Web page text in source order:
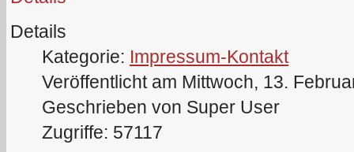
Details
Kategorie: Impressum-Kontakt
Veröffentlicht am Mittwoch, 13.
Geschrieben von Super User
Zugriffe: 57117